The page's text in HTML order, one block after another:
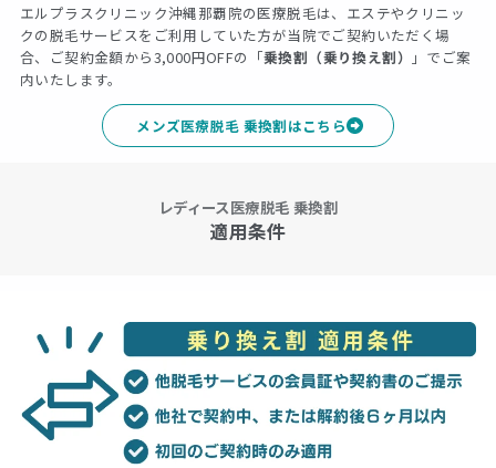
エルプラスクリニック沖縄那覇院の医療脱毛は、エステやクリニッ
クの脱毛サービスをご利用していた方が当院でご契約いただく場
合、ご契約金額から3,000円OFFの「乗換割（乗り換え割） 」でご案
内いたします。
メンズ医療脱毛 乗換割はこちら
レディース医療脱毛 乗換割
適用条件